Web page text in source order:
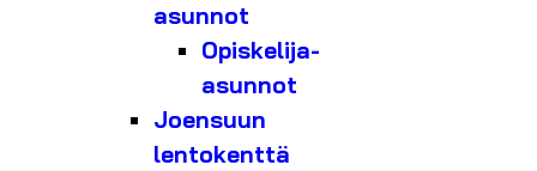
asunnot
Opiskelija-
asunnot
Joensuun
lentokenttä